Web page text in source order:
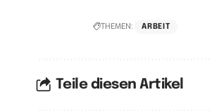
THEMEN: ARBEIT
Teile diesen Artikel